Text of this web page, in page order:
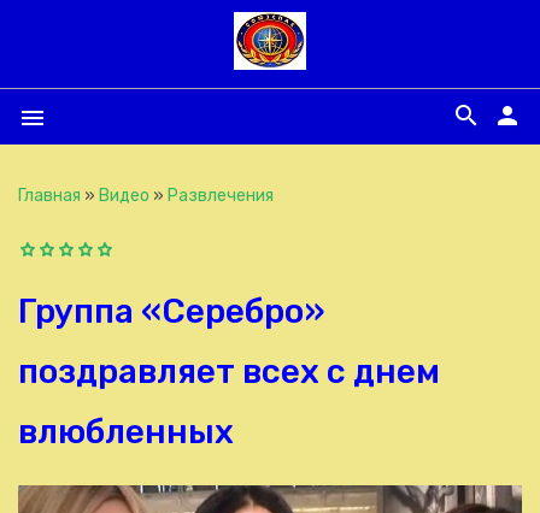
menu person
search
Главная » Видео » Развлечения
Группа «Серебро»
поздравляет всех с днем
влюбленных